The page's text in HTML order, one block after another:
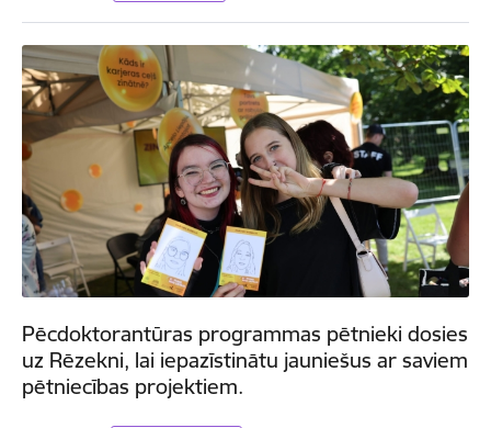
Pēcdoktorantūras programmas pētnieki dosies
uz Rēzekni, lai iepazīstinātu jauniešus ar saviem
pētniecības projektiem.